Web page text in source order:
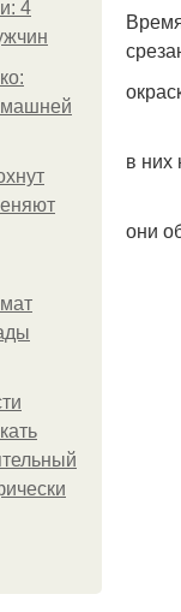
4
в них
они